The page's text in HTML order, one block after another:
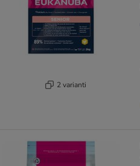
2 varianti